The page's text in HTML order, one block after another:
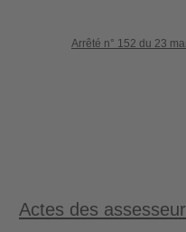
Arrêté n° 152 du 23
Actes des